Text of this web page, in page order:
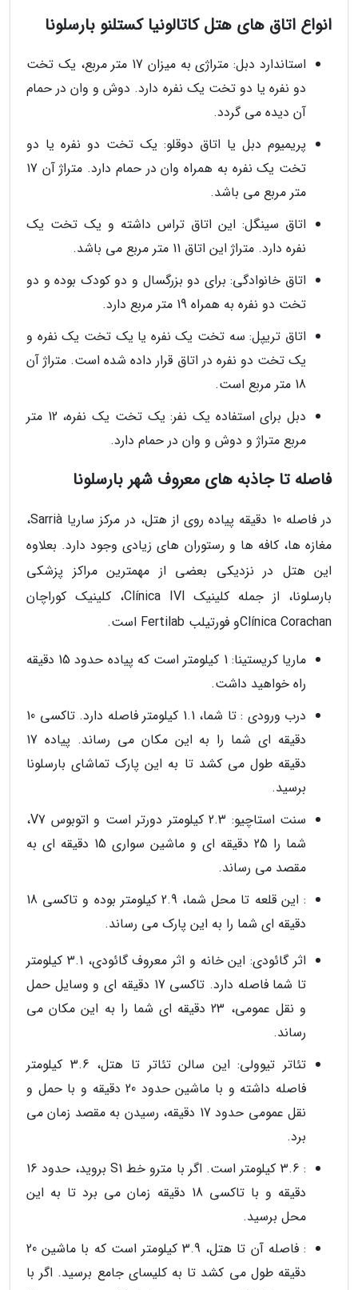
انواع اتاق های هتل کاتالونیا کستلنو بارسلونا
استاندارد دبل: متراژی به میزان 17 متر مربع، یک تخت
دو نفره یا دو تخت یک نفره دارد. دوش و وان در حمام
آن دیده می گردد.
پریمیوم دبل یا اتاق دوقلو: یک تخت دو نفره یا دو
تخت یک نفره به همراه وان در حمام دارد. متراژ آن 17
متر مربع می باشد.
اتاق سینگل: این اتاق تراس داشته و یک تخت یک
نفره دارد. متراژ این اتاق 11 متر مربع می باشد.
اتاق خانوادگی: برای دو بزرگسال و دو کودک بوده و دو
تخت دو نفره به همراه 19 متر مربع دارد.
اتاق تریپل: سه تخت یک نفره یا یک تخت یک نفره و
یک تخت دو نفره در اتاق قرار داده شده است. متراژ آن
18 متر مربع است.
دبل برای استفاده یک نفر: یک تخت یک نفره، 12 متر
مربع متراژ و دوش و وان در حمام دارد.
فاصله تا جاذبه های معروف شهر بارسلونا
در فاصله 10 دقیقه پیاده روی از هتل، در مرکز ساریا Sarrià،
مغازه ها، کافه ها و رستوران های زیادی وجود دارد. بعلاوه
این هتل در نزدیکی بعضی از مهمترین مراکز پزشکی
بارسلونا، از جمله کلینیک Clínica IVI، کلینیک کوراچان
Clínica Corachanو فورتیلب Fertilab است.
ماریا کریستینا: 1 کیلومتر است که پیاده حدود 15 دقیقه
راه خواهید داشت.
درب ورودی : تا شما، 1.1 کیلومتر فاصله دارد. تاکسی 10
دقیقه ای شما را به این مکان می رساند. پیاده 17
دقیقه طول می کشد تا به این پارک تماشای بارسلونا
برسید.
سنت استاچیو: 2.3 کیلومتر دورتر است و اتوبوس V7،
شما را 25 دقیقه ای و ماشین سواری 15 دقیقه ای به
مقصد می رساند.
: این قلعه تا محل شما، 2.9 کیلومتر بوده و تاکسی 18
دقیقه ای شما را به این پارک می رساند.
اثر گائودی: این خانه و اثر معروف گائودی، 3.1 کیلومتر
تا شما فاصله دارد. تاکسی 17 دقیقه ای و وسایل حمل
و نقل عمومی، 23 دقیقه ای شما را به این مکان می
رساند.
تئاتر تیوولی: این سالن تئاتر تا هتل، 3.6 کیلومتر
فاصله داشته و با ماشین حدود 20 دقیقه و با حمل و
نقل عمومی حدود 17 دقیقه، رسیدن به مقصد زمان می
برد.
: 3.6 کیلومتر است. اگر با مترو خط S1 بروید، حدود 16
دقیقه و با تاکسی 18 دقیقه زمان می برد تا به این
محل برسید.
: فاصله آن تا هتل، 3.9 کیلومتر است که با ماشین 20
دقیقه طول می کشد تا به کلیسای جامع برسید. اگر با